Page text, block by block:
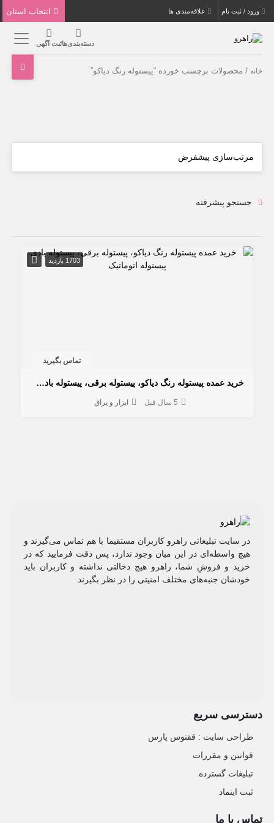
ورود / ثبت نام علاقه‌مندی ها
دسته‌بندی‌هاثبت آگهی
خانه / محصولات برچسب خورده “پیستوله رنگ دیاکو”
جستجو پیشرفته
1703 بازدید
تماس بگیرید
خرید عمده پیستوله رنگ دیاکو، پیستوله برقی، پیستوله بادی، پیستوله اتوماتیک
5 سال قبل ابزار و یراق
در سایت تبلیغاتی راهرو کاربران مستقیما با هم تماس می‌گیرند و
هیچ واسطه‌ای در این میان وجود ندارد، پس دقت فرمایید که در
خرید و فروشِ شما، راهرو هیچ دخالتی نداشته و کاربران باید
خودشان جنبه‌های مختلف امنیتی را در نظر بگیرند.
دسترسی سریع
طراحی سایت :‌ ققنوس پارس
قوانین و مقررات
تبلیغات گسترده
ثبت اینماد
تماس با ما